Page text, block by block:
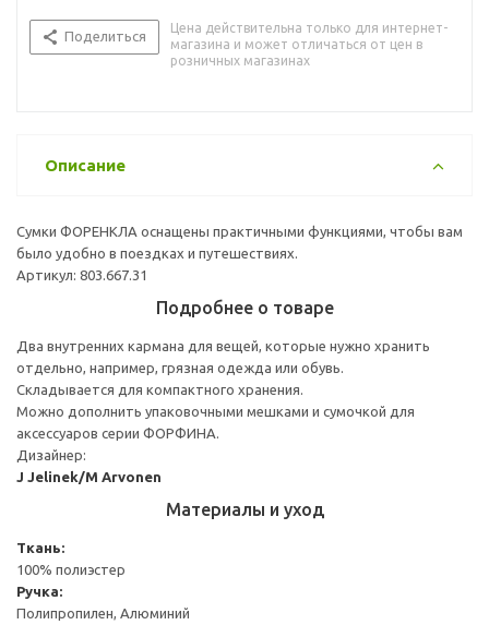
Поделиться
Цена действительна только для интернет-
магазина и может отличаться от цен в
розничных магазинах
Описание
Сумки ФОРЕНКЛА оснащены практичными функциями, чтобы вам
было удобно в поездках и путешествиях.
Артикул: 803.667.31
Подробнее о товаре
Два внутренних кармана для вещей, которые нужно хранить
отдельно, например, грязная одежда или обувь.
Складывается для компактного хранения.
Можно дополнить упаковочными мешками и сумочкой для
аксессуаров серии ФОРФИНА.
Дизайнер:
J Jelinek/M Arvonen
Материалы и уход
Ткань:
100% полиэстер
Ручка:
Полипропилен, Алюминий